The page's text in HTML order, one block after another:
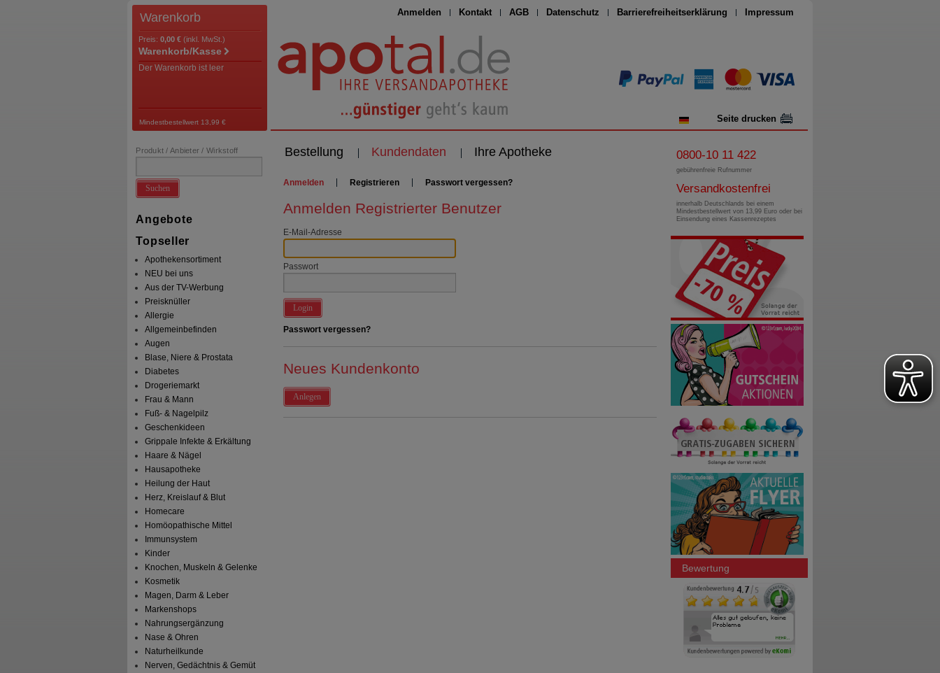
Anmelden Kontakt AGB Datenschutz Barrierefreiheitserklärung Impressum
Seite drucken
Warenkorb
Preis: 0,00 € (inkl. MwSt.)
Warenkorb/Kasse
Der Warenkorb ist leer
Mindestbestellwert 13,99 €
Bestellung Kundendaten Ihre Apotheke
Produkt / Anbieter / Wirkstoff
Suchen
Angebote
Topseller
Apothekensortiment
NEU bei uns
Aus der TV-Werbung
Preisknüller
Allergie
Allgemeinbefinden
Augen
Blase, Niere & Prostata
Diabetes
Drogeriemarkt
Frau & Mann
Fuß- & Nagelpilz
Geschenkideen
Grippale Infekte & Erkältung
Haare & Nägel
Hausapotheke
Heilung der Haut
Herz, Kreislauf & Blut
Homecare
Homöopathische Mittel
Immunsystem
Kinder
Knochen, Muskeln & Gelenke
Kosmetik
Magen, Darm & Leber
Markenshops
Nahrungsergänzung
Nase & Ohren
Naturheilkunde
Nerven, Gedächtnis & Gemüt
Anmelden Registrieren Passwort vergessen?
Anmelden Registrierter Benutzer
E-Mail-Adresse
Passwort
Login
Passwort vergessen?
Neues Kundenkonto
Anlegen
0800-10 11 422
gebührenfreie Rufnummer
Versandkostenfrei
innerhalb Deutschlands bei einem
Mindestbestellwert von 13,99 Euro oder bei
Einsendung eines Kassenrezeptes
Bewertung